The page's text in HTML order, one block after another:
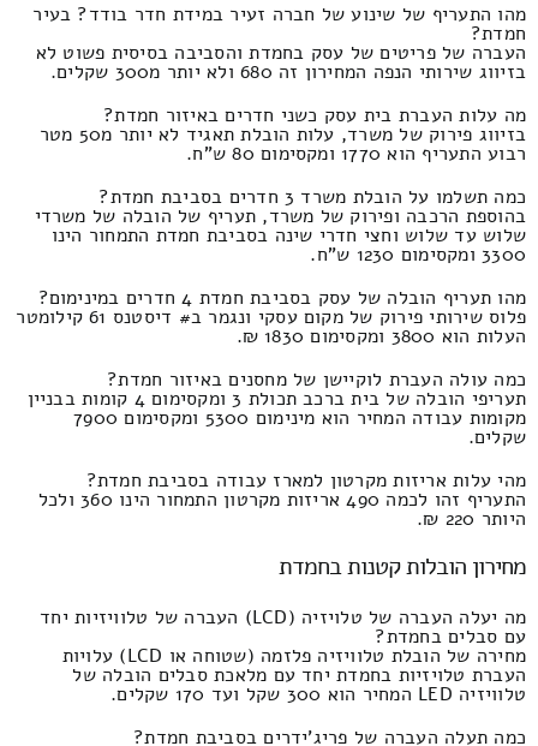
מהו התעריף של שינוע של חברה זעיר במידת חדר בודד? בעיר
חמדת?
העברה של פריטים של עסק בחמדת והסביבה בסיסית פשוט לא
בזיווג שירותי הנפה המחירון זה 680 ולא יותר מ300 שקלים.
מה עלות העברת בית עסק כשני חדרים באיזור חמדת?
בזיווג פירוק של משרד, עלות הובלת תאגיד לא יותר מ50 מטר
רבוע התעריף הוא 1770 ומקסימום 80 ש"ח.
כמה תשלמו על הובלת משרד 3 חדרים בסביבת חמדת?
בהוספת הרכבה ופירוק של משרד, תעריף של הובלה של משרדי
שלוש עד שלוש וחצי חדרי שינה בסביבת חמדת התמחור הינו
3300 ומקסימום 1230 ש"ח.
מהו תעריף הובלה של עסק בסביבת חמדת 4 חדרים במינימום?
פלוס שירותי פירוק של מקום עסקי ונגמר ב# דיסטנס 61 קילומטר
העלות הוא 3800 ומקסימום 1830 ₪.
כמה עולה העברת לוקיישן של מחסנים באיזור חמדת?
תעריפי הובלה של בית ברכב תכולת 3 ומקסימום 4 קומות בבניין
מקומות עבודה המחיר הוא מינימום 5300 ומקסימום 7900
שקלים.
מהי עלות אריזות מקרטון למארז עבודה בסביבת חמדת?
התעריף זהו לכמה 490 אריזות מקרטון התמחור הינו 360 ולכל
היותר 220 ₪.
מחירון הובלות קטנות בחמדת
מה יעלה העברה של טלויזיה (LCD) העברה של טלוויזיות יחד
עם סבלים בחמדת?
מחירה של הובלת טלוויזיה פלזמה (שטוחה או LCD) עלויות
העברת טלויזיות בחמדת יחד עם מלאכת סבלים הובלה של
טלוויזיה LED המחיר הוא 300 שקל ועד 170 שקלים.
כמה תעלה העברה של פריג'ידרים בסביבת חמדת?